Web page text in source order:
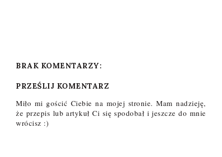
BRAK KOMENTARZY:
PRZEŚLIJ KOMENTARZ
Miło mi gościć Ciebie na mojej stronie. Mam nadzieję,
że przepis lub artykuł Ci się spodobał i jeszcze do mnie
wrócisz :)